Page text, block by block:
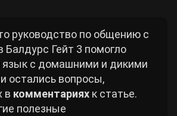
руководство по общению с
Гейт 3 помогло
язык с домашними и дикими
остались вопросы,
в комментариях к статье.
полезные